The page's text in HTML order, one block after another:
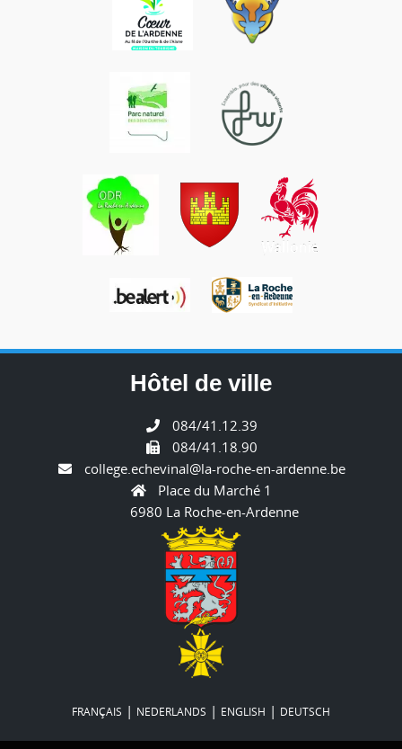
Hôtel de ville
084/41.12.39
084/41.18.90
college.echevinal@la-roche-en-ardenne.be
Place du Marché 1
6980 La Roche-en-Ardenne
FRANÇAIS | NEDERLANDS | ENGLISH | DEUTSCH